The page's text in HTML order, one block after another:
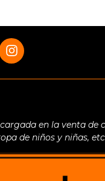
en la venta de
de niños y niñas,